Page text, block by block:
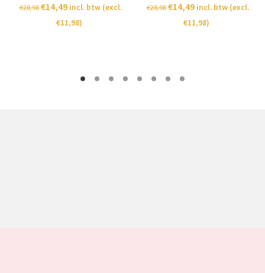
€28,98 €14,49 incl. btw (excl.
€11,98)
€28,98 €14,49 incl. btw (excl.
€11,98)